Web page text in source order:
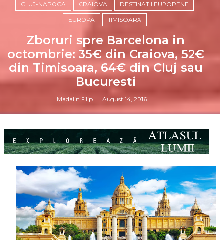
CLUJ-NAPOCA CRAIOVA DESTINATII EUROPENE
EUROPA TIMISOARA
Zboruri spre Barcelona in
octombrie: 35€ din Craiova, 52€
din Timisoara, 64€ din Cluj sau
Bucuresti
Madalin Filip August 14, 2016